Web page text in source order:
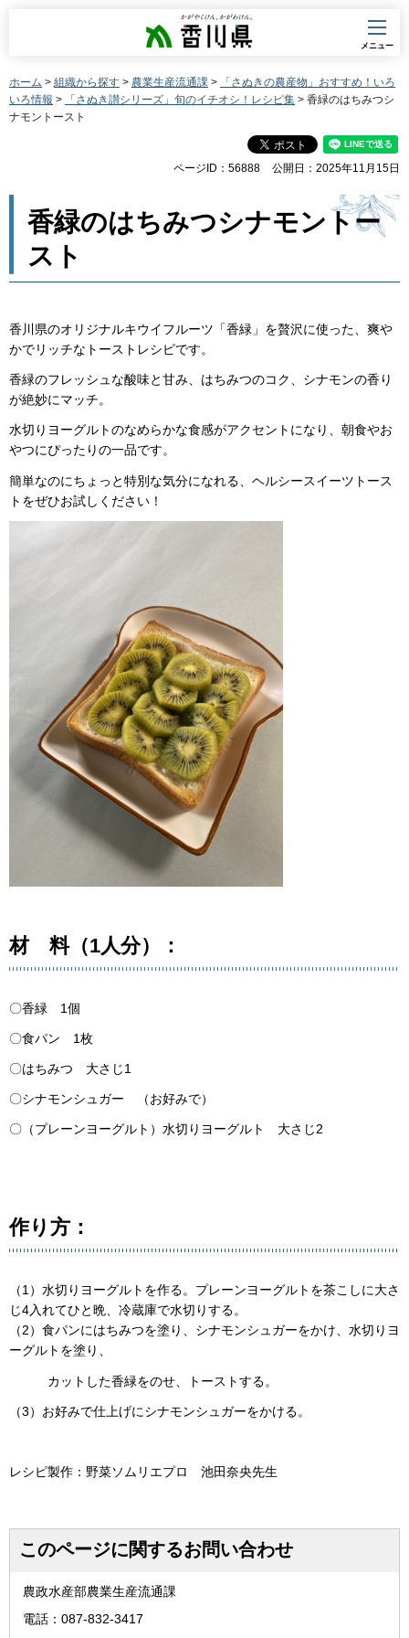
香川県
メニュー
ホーム > 組織から探す > 農業生産流通課 >
「さぬきの農産物」おすすめ！いろ
いろ情報 > 「さぬき讃シリーズ」旬のイチオシ！レシピ集 > 香緑のはちみつシ
ナモントースト
ページID：56888 公開日：2025年11月15日
香緑のはちみつシナモントー
スト
香川県のオリジナルキウイフルーツ「香緑」を贅沢に使った、爽や
かでリッチなトーストレシピです。
香緑のフレッシュな酸味と甘み、はちみつのコク、シナモンの香り
が絶妙にマッチ。
水切りヨーグルトのなめらかな食感がアクセントになり、朝食やお
やつにぴったりの一品です。
簡単なのにちょっと特別な気分になれる、ヘルシースイーツトース
トをぜひお試しください！
材 料（1人分）：
〇香緑 1個
〇食パン 1枚
〇はちみつ 大さじ1
〇シナモンシュガー （お好みで）
〇（プレーンヨーグルト）水切りヨーグルト 大さじ2
作り方：
（1）水切りヨーグルトを作る。プレーンヨーグルトを茶こしに大さ
じ4入れてひと晩、冷蔵庫で水切りする。
（2）食パンにはちみつを塗り、シナモンシュガーをかけ、水切りヨ
ーグルトを塗り、
カットした香緑をのせ、トーストする。
（3）お好みで仕上げにシナモンシュガーをかける。
レシピ製作：野菜ソムリエプロ 池田奈央先生
このページに関するお問い合わせ
農政水産部農業生産流通課
電話：087-832-3417